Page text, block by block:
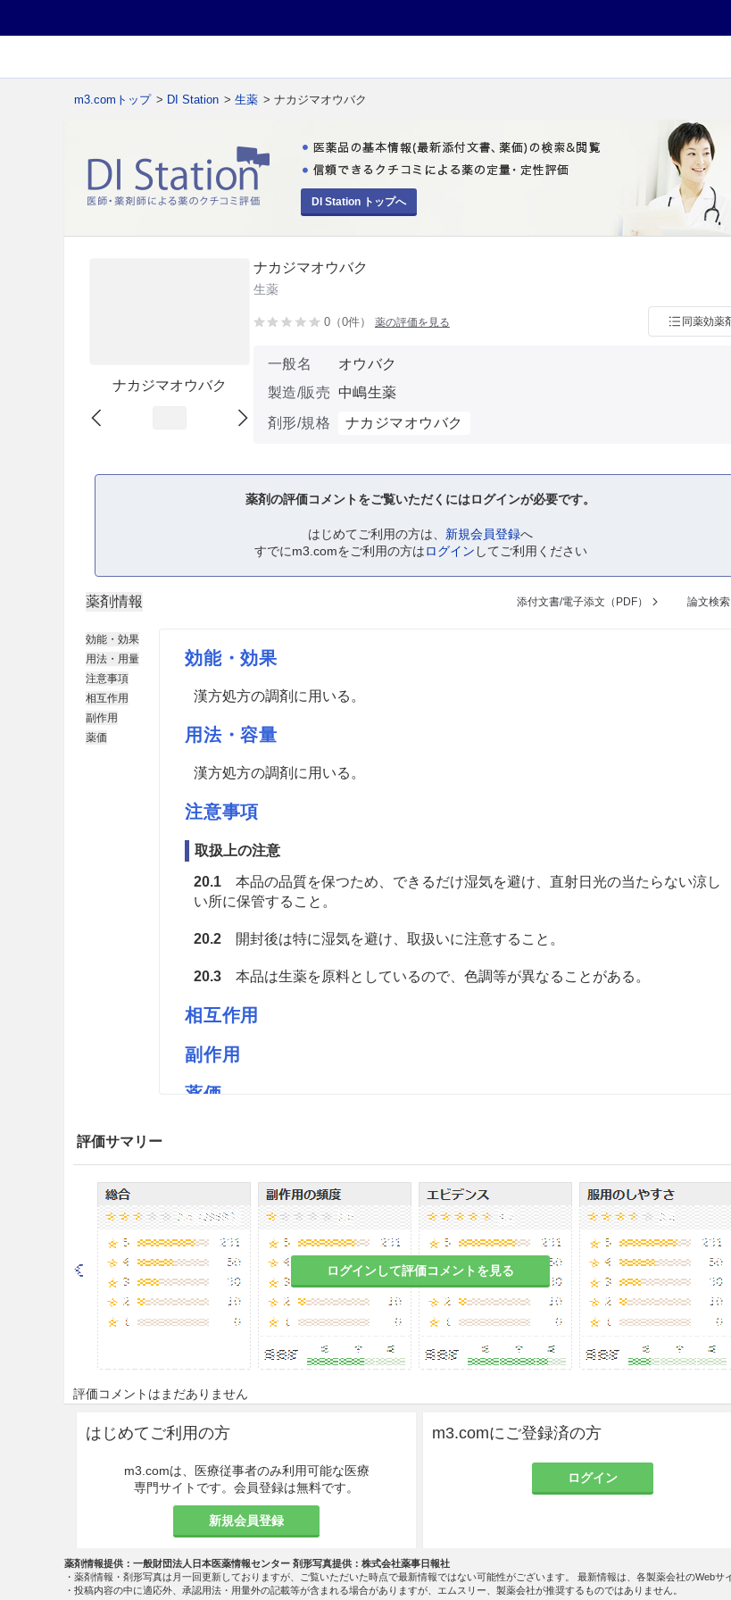
m3.comトップ > DI Station > 生薬 > ナカジマオウバク
DI Station トップへ
ナカジマオウバク
ナカジマオウバク
生薬
0（0件） 薬の評価を見る 同薬効薬
一般名
オウバク
製造/販売
中嶋生薬
剤形/規格
ナカジマオウバク
薬剤の評価コメントをご覧いただくにはログインが必要です。
はじめてご利用の方は、 新規会員登録へ
すでにm3.comをご利用の方はログイン してご利用ください
薬剤情報 添付文書/電子添文（PDF） 論文検索
効能・効果
用法・用量
注意事項
相互作用
副作用
薬価
効能・効果
漢方処方の調剤に用いる。
用法・容量
漢方処方の調剤に用いる。
注意事項
取扱上の注意
20.1本品の品質を保つため、できるだけ湿気を避け、直射日光の当たらない涼し
い所に保管すること。
20.2開封後は特に湿気を避け、取扱いに注意すること。
20.3本品は生薬を原料としているので、色調等が異なることがある。
相互作用
副作用
薬価
評価サマリー
ログインして評価コメントを見る
評価コメントはまだありません
はじめてご利用の方
m3.comは、医療従事者のみ利用可能な医療
専門サイトです。会員登録は無料です。
新規会員登録
m3.comにご登録済の方
ログイン
薬剤情報提供：一般財団法人日本医薬情報センター 剤形写真提供：株式会社薬事日報社
・薬剤情報・剤形写真は月一回更新しておりますが、ご覧いただいた時点で最新情報ではない可能性がございます。 最新情報は、各製薬会社のWebサ
・投稿内容の中に適応外、承認用法・用量外の記載等が含まれる場合がありますが、エムスリー、製薬会社が推奨するものではありません。